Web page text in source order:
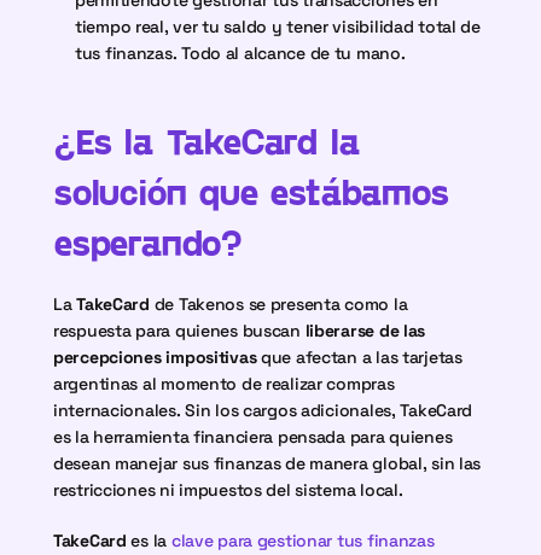
tiempo real, ver tu saldo y tener visibilidad total de
tus finanzas. Todo al alcance de tu mano.
¿Es la TakeCard la
solución que estábamos
esperando?
La TakeCard de Takenos se presenta como la
respuesta para quienes buscan liberarse de las
percepciones impositivas que afectan a las tarjetas
argentinas al momento de realizar compras
internacionales. Sin los cargos adicionales, TakeCard
es la herramienta financiera pensada para quienes
desean manejar sus finanzas de manera global, sin las
restricciones ni impuestos del sistema local.
TakeCard es la clave para gestionar tus finanzas